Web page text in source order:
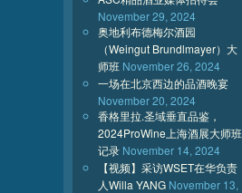
November 29, 2024
奥地利布德梅尔酒园
（Weingut Brundlmayer）大
师班 November 26, 2024
一场在北京西边的品酒晚宴
November 20, 2024
香格里拉.圣域垂直品鉴，
2024ProWine上海酒展大师班
记录 November 14, 2024
【视频】采访WSET在华负责
人Willa YANG November 13,